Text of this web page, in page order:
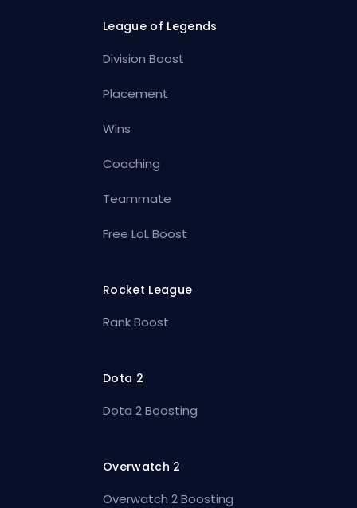
League of Legends
Division Boost
Placement
Wins
Coaching
Teammate
Free LoL Boost
Rocket League
Rank Boost
Dota 2
Dota 2 Boosting
Overwatch 2
Overwatch 2 Boosting